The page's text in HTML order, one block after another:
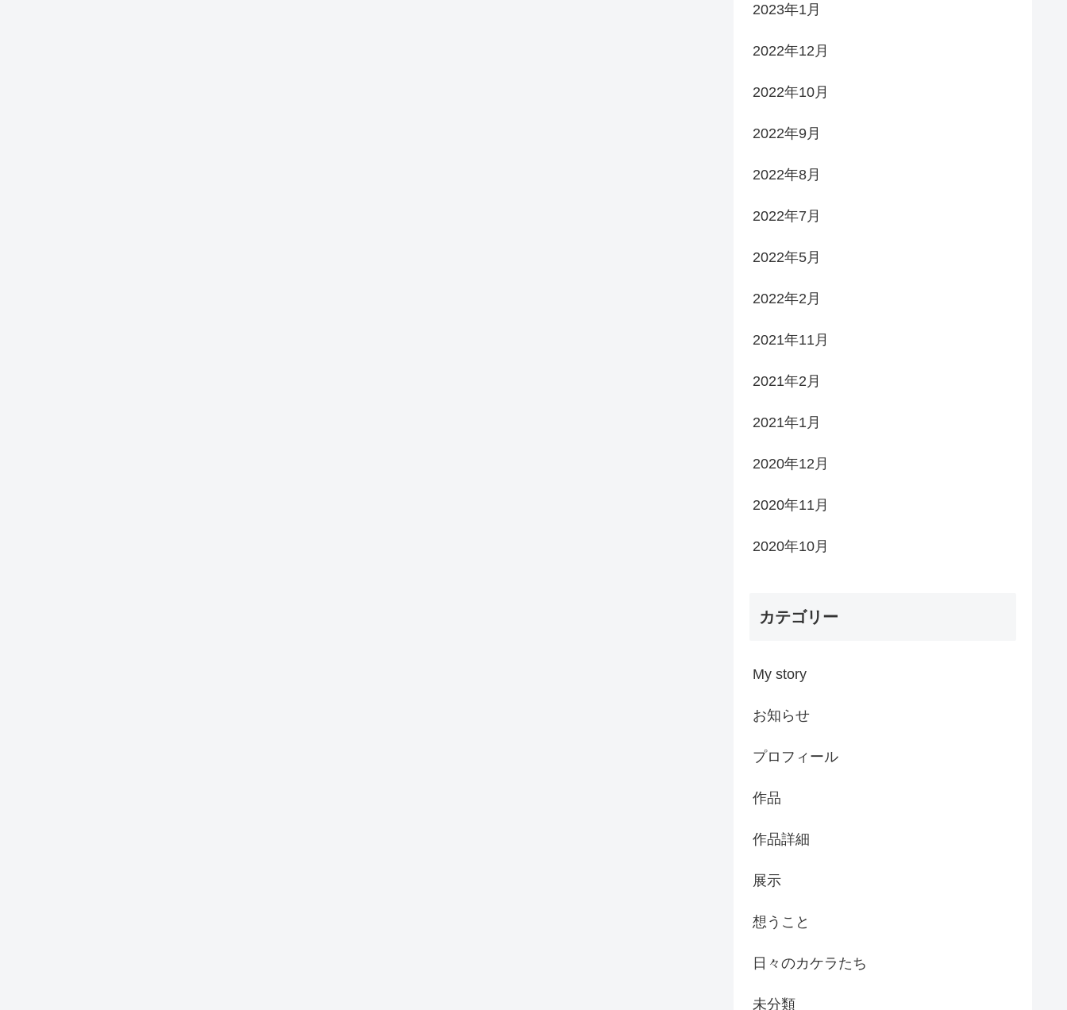
2023年1月
2022年12月
2022年10月
2022年9月
2022年8月
2022年7月
2022年5月
2022年2月
2021年11月
2021年2月
2021年1月
2020年12月
2020年11月
2020年10月
カテゴリー
My story
お知らせ
プロフィール
作品
作品詳細
展示
想うこと
日々のカケラたち
未分類